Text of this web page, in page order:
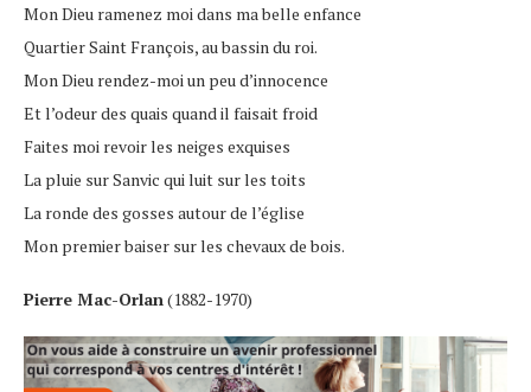
Mon Dieu ramenez moi dans ma belle enfance
Quartier Saint François, au bassin du roi.
Mon Dieu rendez-moi un peu d’innocence
Et l’odeur des quais quand il faisait froid
Faites moi revoir les neiges exquises
La pluie sur Sanvic qui luit sur les toits
La ronde des gosses autour de l’église
Mon premier baiser sur les chevaux de bois.
Pierre Mac-Orlan (1882-1970)